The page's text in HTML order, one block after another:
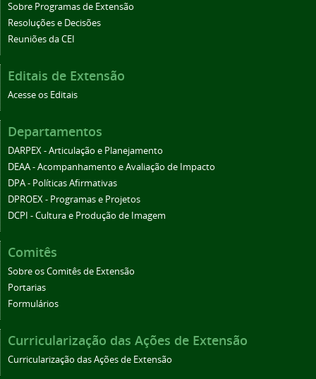
Sobre Programas de Extensão
Resoluções e Decisões
Reuniões da CEI
Editais de Extensão
Acesse os Editais
Departamentos
DARPEX - Articulação e Planejamento
DEAA - Acompanhamento e Avaliação de Impacto
DPA - Políticas Afirmativas
DPROEX - Programas e Projetos
DCPI - Cultura e Produção de Imagem
Comitês
Sobre os Comitês de Extensão
Portarias
Formulários
Curricularização das Ações de Extensão
Curricularização das Ações de Extensão